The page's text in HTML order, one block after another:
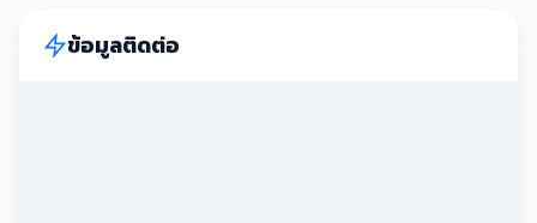
ข้อมูลติดต่อ